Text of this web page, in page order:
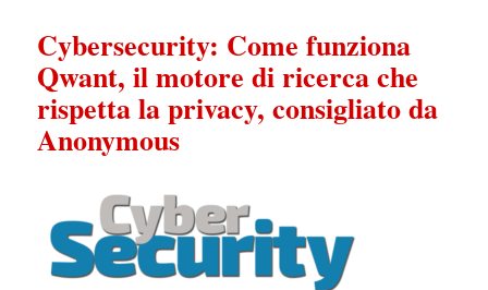
Cybersecurity: Come funziona
Qwant, il motore di ricerca che
rispetta la privacy, consigliato da
Anonymous